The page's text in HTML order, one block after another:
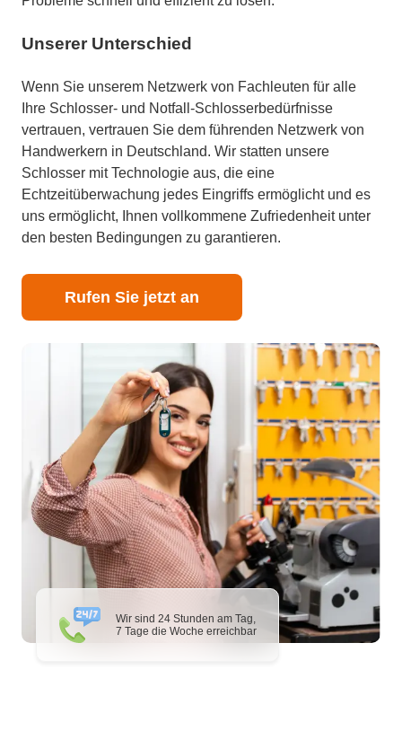
Wir sind 24 Stunden am Tag,
7 Tage die Woche erreichbar
Unserer Unterschied
Wenn Sie unserem Netzwerk von Fachleuten für alle
Ihre Schlosser- und Notfall-Schlosserbedürfnisse
vertrauen, vertrauen Sie dem führenden Netzwerk von
Handwerkern in Deutschland. Wir statten unsere
Schlosser mit Technologie aus, die eine
Echtzeitüberwachung jedes Eingriffs ermöglicht und es
uns ermöglicht, Ihnen vollkommene Zufriedenheit unter
den besten Bedingungen zu garantieren.
Rufen Sie jetzt an